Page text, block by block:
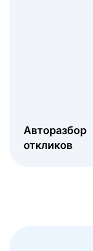
Авторазбор
откликов